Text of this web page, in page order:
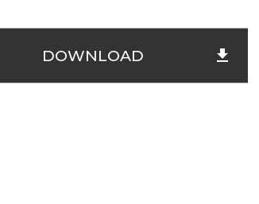
DOWNLOAD file_download